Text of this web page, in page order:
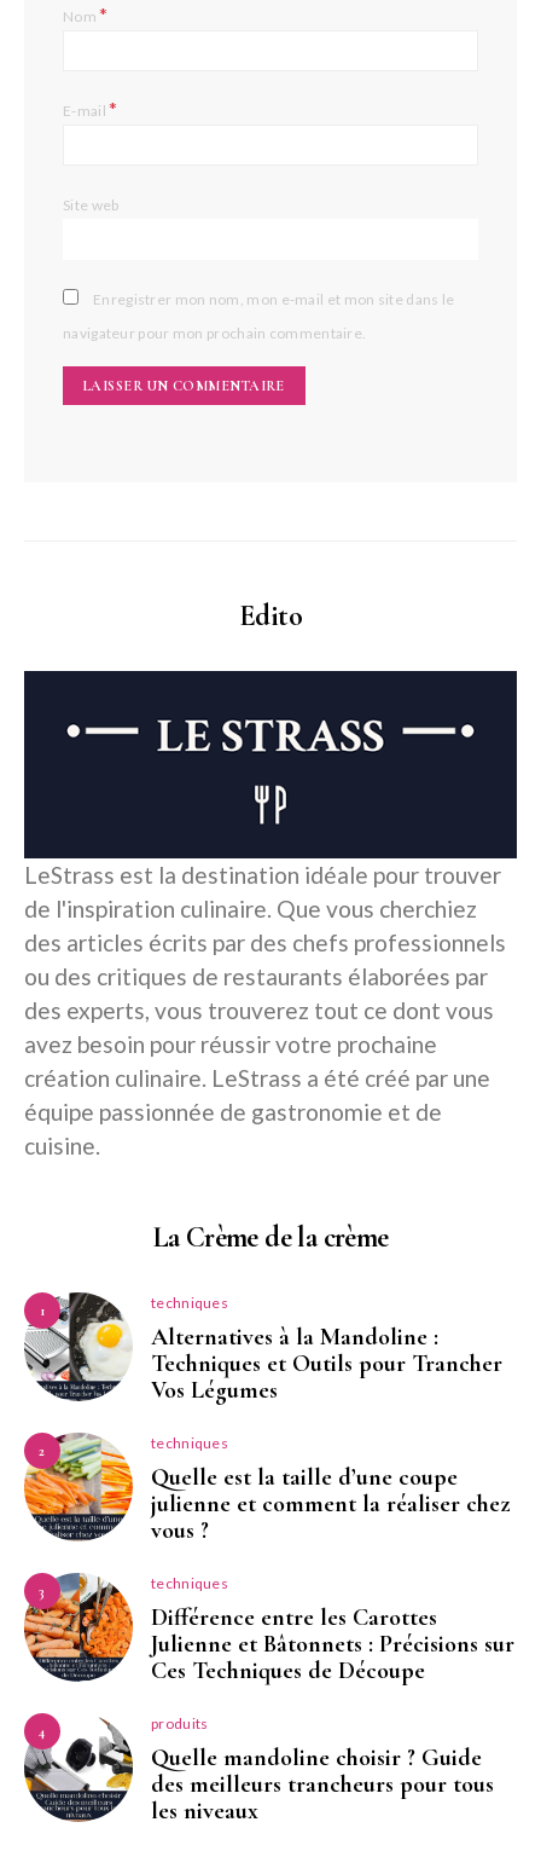
Nom*
E-mail*
Site web
Enregistrer mon nom, mon e-mail et mon site dans le
navigateur pour mon prochain commentaire.
Edito
LeStrass est la destination idéale pour trouver
de l'inspiration culinaire. Que vous cherchiez
des articles écrits par des chefs professionnels
ou des critiques de restaurants élaborées par
des experts, vous trouverez tout ce dont vous
avez besoin pour réussir votre prochaine
création culinaire. LeStrass a été créé par une
équipe passionnée de gastronomie et de
cuisine.
La Crème de la crème
1 techniques
Alternatives à la Mandoline :
Techniques et Outils pour Trancher
Vos Légumes
2 techniques
Quelle est la taille d’une coupe
julienne et comment la réaliser chez
vous ?
3 techniques
Différence entre les Carottes
Julienne et Bâtonnets : Précisions sur
Ces Techniques de Découpe
4 produits
Quelle mandoline choisir ? Guide
des meilleurs trancheurs pour tous
les niveaux